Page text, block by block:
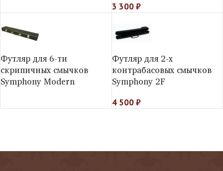
3 300₽
Футляр для 6-ти
скрипичных смычков
Symphony Modern
Футляр для 2-х
контрабасовых смычков
Symphony 2F
4 500₽